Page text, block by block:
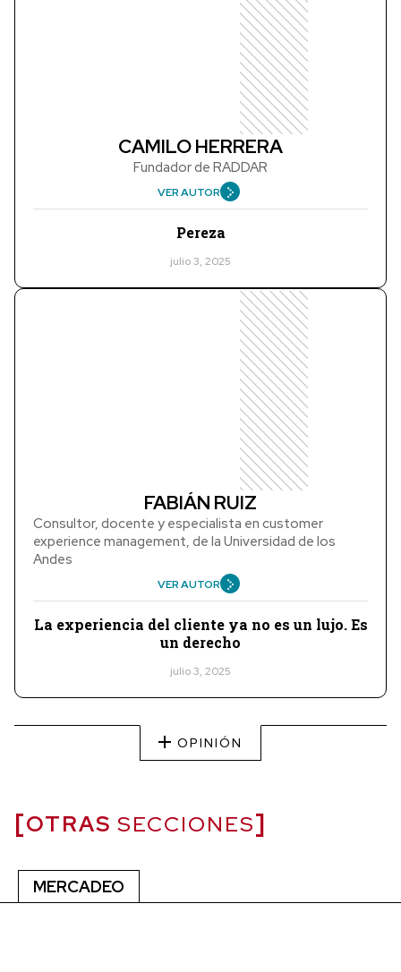
CAMILO HERRERA
Fundador de RADDAR
VER AUTOR
Pereza
julio 3, 2025
FABIÁN RUIZ
Consultor, docente y especialista en customer
experience management, de la Universidad de los
Andes
VER AUTOR
La experiencia del cliente ya no es un lujo. Es
un derecho
julio 3, 2025
OPINIÓN
OTRAS SECCIONES
MERCADEO